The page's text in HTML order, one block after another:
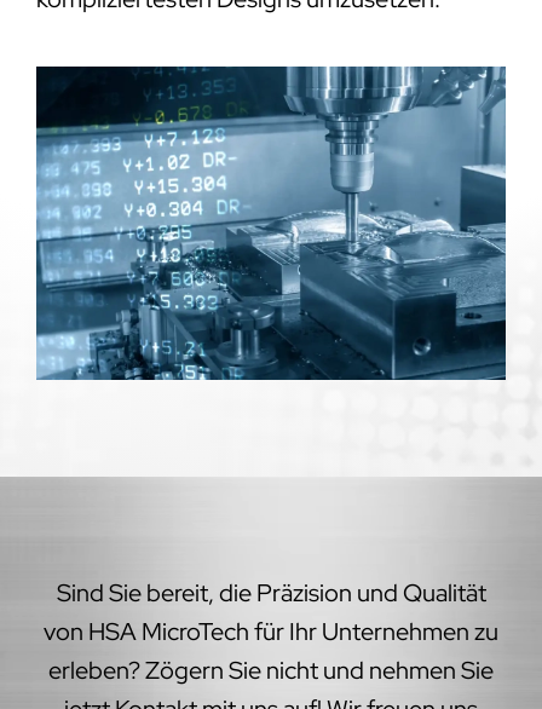
Sind Sie bereit, die Präzision und Qualität
von HSA MicroTech für Ihr Unternehmen zu
erleben? Zögern Sie nicht und nehmen Sie